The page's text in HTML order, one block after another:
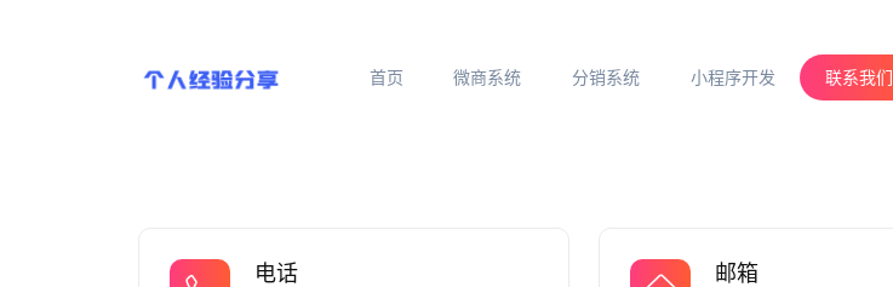
首页 微商系统 分销系统 小程序开发 联系我们
电话 邮箱